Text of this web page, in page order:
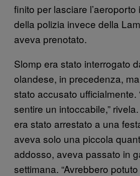
finito per lasciare
della polizia invece della
aveva prenotato.
Slomp era stato interrogato
olandese, in precedenza,
stato accusato ufficialmente.
sentire un intoccabile,”
era stato arrestato a una
aveva solo una piccola
addosso, aveva passato in
settimana. “Avrebbero